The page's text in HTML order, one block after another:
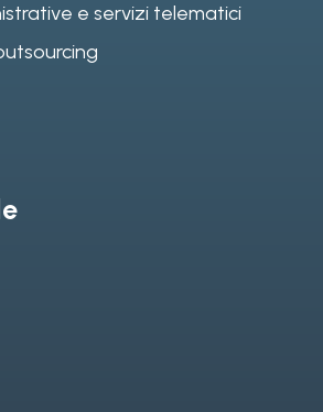
e servizi telematici